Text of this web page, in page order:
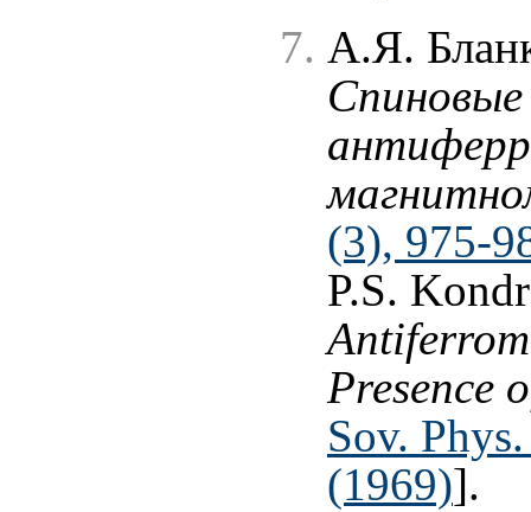
А.Я.
Спиновые
(3), 975-
P.S.
Presence
Sov.
(1969)].